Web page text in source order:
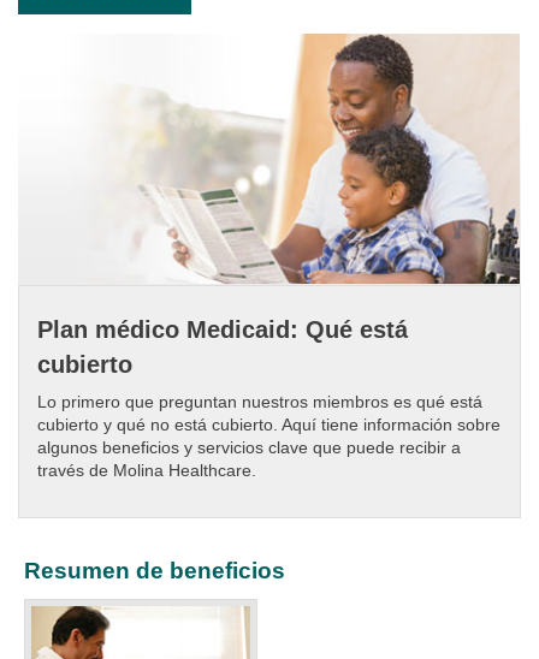
Plan médico Medicaid: Qué está
cubierto
Lo primero que preguntan nuestros miembros es qué está
cubierto y qué no está cubierto. Aquí tiene información sobre
algunos beneficios y servicios clave que puede recibir a
través de Molina Healthcare.​
Resumen de beneficios